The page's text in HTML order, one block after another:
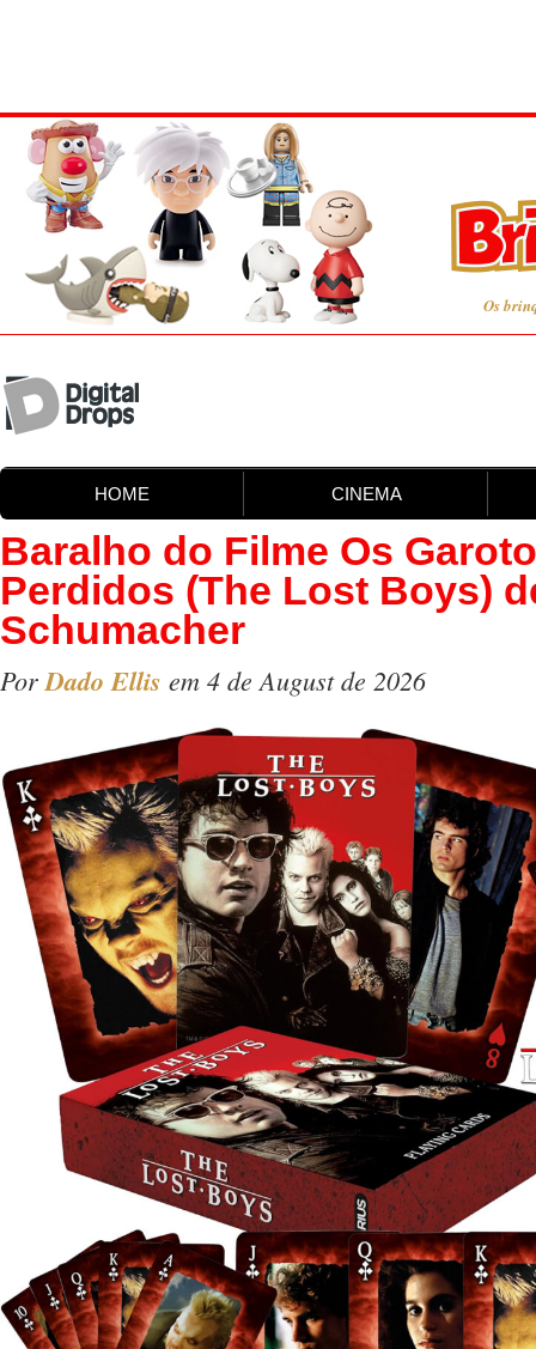
Os
HOME CINEMA
Baralho do Filme Os
Perdidos (The Lost Boys)
Schumacher
PorDado Ellis em 4 de August de 2026